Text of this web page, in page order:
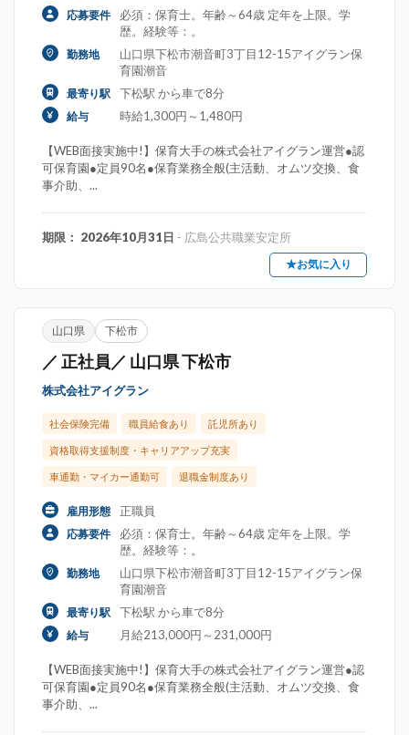
応募要件
必須：保育士。年齢～64歳 定年を上限。学
歴。経験等：。
勤務地
山口県下松市潮音町3丁目12-15アイグラン保
育園潮音
最寄り駅 下松駅 から車で8分
給与 時給1,300円～1,480円
【WEB面接実施中!】保育大手の株式会社アイグラン運営●認
可保育園●定員90名●保育業務全般(主活動、オムツ交換、食
事介助、...
期限： 2026年10月31日 - 広島公共職業安定所
★お気に入り
山口県 下松市
／ 正社員／ 山口県 下松市
株式会社アイグラン
社会保険完備 職員給食あり 託児所あり
資格取得支援制度・キャリアアップ充実
車通勤・マイカー通勤可 退職金制度あり
雇用形態 正職員
応募要件
必須：保育士。年齢～64歳 定年を上限。学
歴。経験等：。
勤務地
山口県下松市潮音町3丁目12-15アイグラン保
育園潮音
最寄り駅 下松駅 から車で8分
給与 月給213,000円～231,000円
【WEB面接実施中!】保育大手の株式会社アイグラン運営●認
可保育園●定員90名●保育業務全般(主活動、オムツ交換、食
事介助、...